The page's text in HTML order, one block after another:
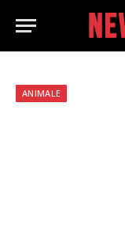
ANIMALE